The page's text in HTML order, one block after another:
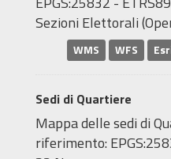
Sezioni Elettorali
WMS WFS
Sedi di Quartiere
Mappa delle sedi di
riferimento: